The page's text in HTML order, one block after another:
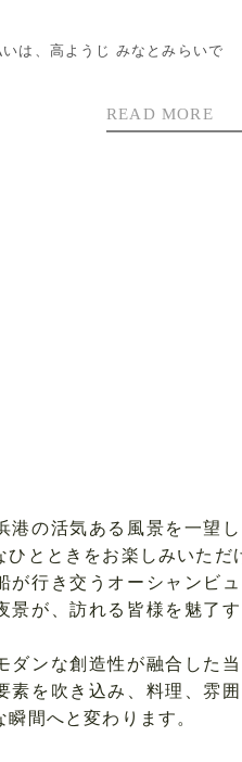
は、高ようじ みなとみらいで
READ MORE
港の活気ある風景を一望
ひとときをお楽しみいただ
が行き交うオーシャンビ
景が、訪れる皆様を魅了
ダンな創造性が融合した
素を吹き込み、料理、雰
瞬間へと変わります。